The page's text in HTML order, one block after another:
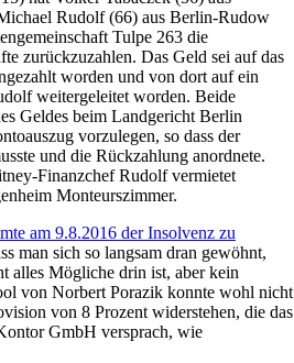
Rudolf (66) aus Berlin-Rudow
Tulpe 263 die
zurückzuzahlen. Das Geld sei auf das
worden und von dort auf ein
weitergeleitet worden. Beide
Geldes beim Landgericht Berlin
vorzulegen, so dass der
und die Rückzahlung anordnete.
Finanzchef Rudolf vermietet
Monteurszimmer.
am 9.8.2016 der Insolvenz zu
man sich so langsam dran gewöhnt,
alles Mögliche drin ist, aber kein
von Norbert Porazik konnte wohl nicht
von 8 Prozent widerstehen, die das
GmbH versprach, wie